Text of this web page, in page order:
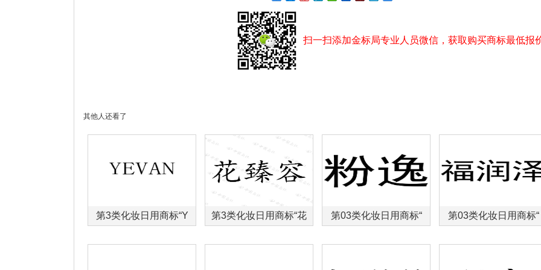
扫一扫添加金标局专业人员微信，获取购买商标最低报
其他人还看了
第3类化妆日用商标“Y 第3类化妆日用商标“花 第03类化妆日用商标“ 第03类化妆日用商标“